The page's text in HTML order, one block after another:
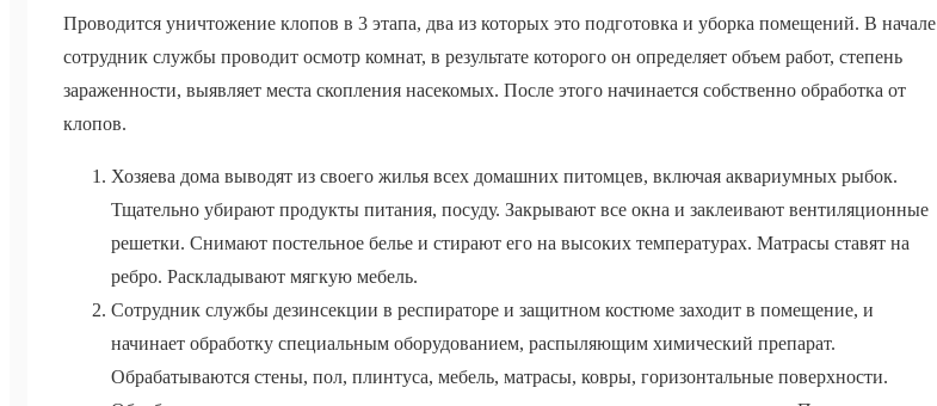
Проводится уничтожение клопов в 3 этапа, два из которых это подготовка и уборка помещений. В начале
сотрудник службы проводит осмотр комнат, в результате которого он определяет объем работ, степень
зараженности, выявляет места скопления насекомых. После этого начинается собственно обработка от
клопов.
Хозяева дома выводят из своего жилья всех домашних питомцев, включая аквариумных рыбок.
Тщательно убирают продукты питания, посуду. Закрывают все окна и заклеивают вентиляционные
решетки. Снимают постельное белье и стирают его на высоких температурах. Матрасы ставят на
ребро. Раскладывают мягкую мебель.
Сотрудник службы дезинсекции в респираторе и защитном костюме заходит в помещение, и
начинает обработку специальным оборудованием, распыляющим химический препарат.
Обрабатываются стены, пол, плинтуса, мебель, матрасы, ковры, горизонтальные поверхности.